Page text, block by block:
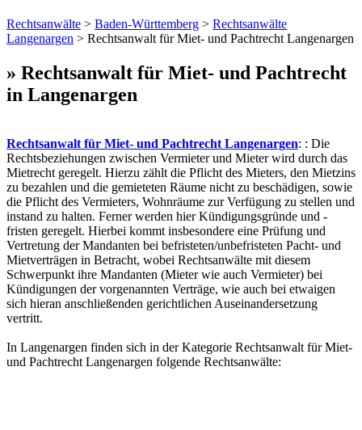
Rechtsanwälte > Baden-Württemberg > Rechtsanwälte
Langenargen > Rechtsanwalt für Miet- und Pachtrecht Langenargen
» Rechtsanwalt für Miet- und Pachtrecht
in Langenargen
Rechtsanwalt für Miet- und Pachtrecht Langenargen: : Die
Rechtsbeziehungen zwischen Vermieter und Mieter wird durch das
Mietrecht geregelt. Hierzu zählt die Pflicht des Mieters, den Mietzins
zu bezahlen und die gemieteten Räume nicht zu beschädigen, sowie
die Pflicht des Vermieters, Wohnräume zur Verfügung zu stellen und
instand zu halten. Ferner werden hier Kündigungsgründe und -
fristen geregelt. Hierbei kommt insbesondere eine Prüfung und
Vertretung der Mandanten bei befristeten/unbefristeten Pacht- und
Mietverträgen in Betracht, wobei Rechtsanwälte mit diesem
Schwerpunkt ihre Mandanten (Mieter wie auch Vermieter) bei
Kündigungen der vorgenannten Verträge, wie auch bei etwaigen
sich hieran anschließenden gerichtlichen Auseinandersetzung
vertritt.
In Langenargen finden sich in der Kategorie Rechtsanwalt für Miet-
und Pachtrecht Langenargen folgende Rechtsanwälte: